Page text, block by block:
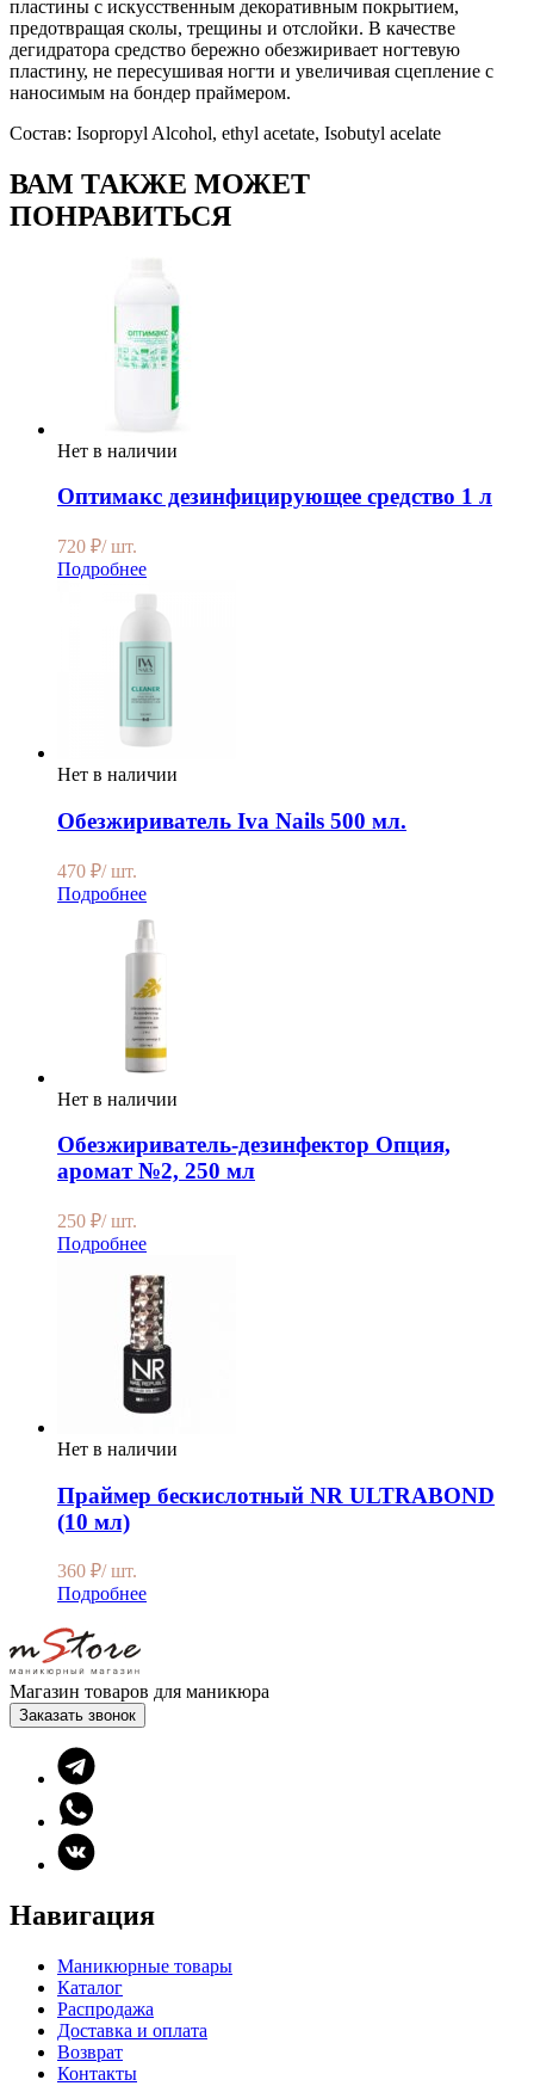
пластины с искусственным декоративным покрытием,
предотвращая сколы, трещины и отслойки. В качестве
дегидратора средство бережно обезжиривает ногтевую
пластину, не пересушивая ногти и увеличивая сцепление с
наносимым на бондер праймером.
Состав: Isopropyl Alcohol, ethyl acetate, Isobutyl acelate
ВАМ ТАКЖЕ МОЖЕТ
ПОНРАВИТЬСЯ
Нет в наличии
Оптимакс дезинфицирующее средство 1 л
720 ₽/ шт.
Подробнее
Нет в наличии
Обезжириватель Iva Nails 500 мл.
470 ₽/ шт.
Подробнее
Нет в наличии
Обезжириватель-дезинфектор Опция,
аромат №2, 250 мл
250 ₽/ шт.
Подробнее
Нет в наличии
Праймер бескислотный NR ULTRABOND
(10 мл)
360 ₽/ шт.
Подробнее
Магазин товаров для маникюра
Заказать звонок
Навигация
Маникюрные товары
Каталог
Распродажа
Доставка и оплата
Возврат
Контакты